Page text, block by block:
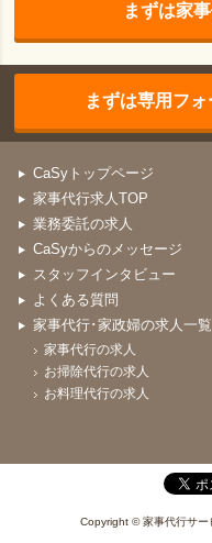
まずは家
まずは専用フ
CaSyトップページ
家事代行求人TOP
業務委託の求人
CaSyからのメッセージ
スタッフインタビュー
よくある質問
家事代行･家政婦の求人一覧
家事代行の求人
お掃除代行の求人
お料理代行の求人
Copyright © 家事代行サ